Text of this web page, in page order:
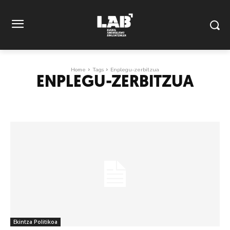
Home Tags Enplegu-zerbitzua
ENPLEGU-ZERBITZUA
Ekintza Politikoa